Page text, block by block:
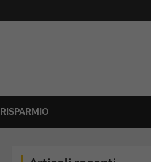
RISPARMIO